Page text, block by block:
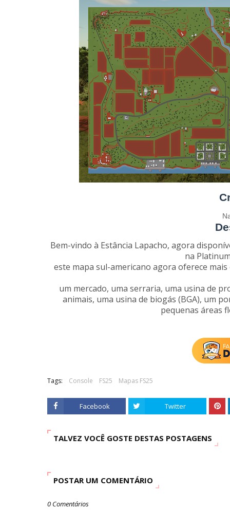
Bem-vindo à Estância Lapacho, agora
na
este mapa sul-americano agora oferece
um mercado, uma serraria, uma usina de
animais, uma usina de biogás (BGA), um
pequenas áreas
Tags: Console FS25 Mapas FS25
Facebook Twitter
TALVEZ VOCÊ GOSTE DESTAS POSTAGENS
POSTAR UM COMENTÁRIO
0 Comentários